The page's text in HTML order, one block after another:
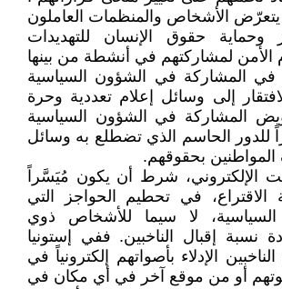
يتعرّض الأشخاص والمنظمات العاملون
حقوق الإنسان للتهديدات
الأمن لمشاركتهم في أنشطة من بينها
في المشاركة في الشؤون السياسية
إلى وسائل إعلام تعددية وحرة
المشاركة في الشؤون السياسية
للدور الحاسم الذي تضطلع به وسائل
المواطنين بحقوقهم.
الإلكتروني، شرط أن يكون مُيَسَّراً
في تحطيم الحواجز التي
لا سيما للأشخاص ذوي
نسبة إقبال الناخبين. ففي إستونيا
الإدلاء بأصواتهم إلكترونياً في
أو من موقع آخر في أي مكان في